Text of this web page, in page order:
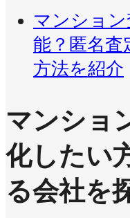
マンショ
能？匿名査
方法を紹介
マンショ
化したい
る会社を